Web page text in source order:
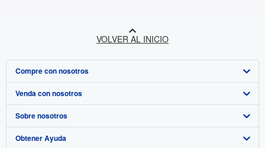
VOLVER AL INICIO
Compre con nosotros
Búsqueda avanzada
Colecciones
Mi cuenta
Venda con nosotros
Comenzar a vender
Únase a nuestro programa de afiliados
Sobre nosotros
Sobre IberLibro
Obtener Ayuda